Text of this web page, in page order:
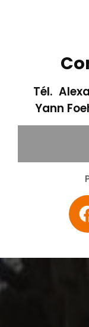
Tél.
Yann